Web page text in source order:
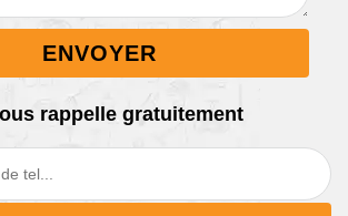
rappelle gratuitement